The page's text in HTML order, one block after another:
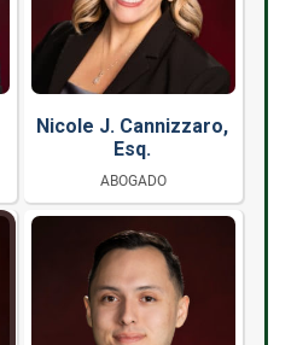
Nicole J. Cannizzaro,
Esq.
ABOGADO